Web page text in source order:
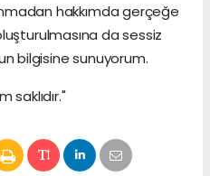
hakkımda gerçeğe
oluşturulmasına da sessiz
bilgisine sunuyorum.
saklıdır."